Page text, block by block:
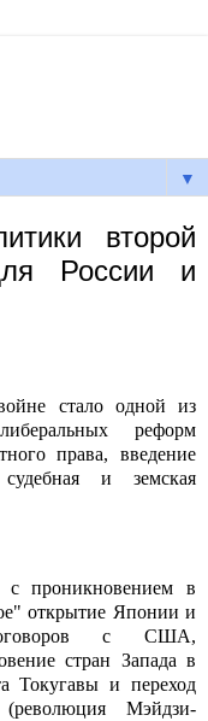
▼
второй
России и
стало одной из
реформ
права, введение
и земская
проникновением в
открытие Японии и
с США,
стран Запада в
Токугавы и переход
Мэйдзи-